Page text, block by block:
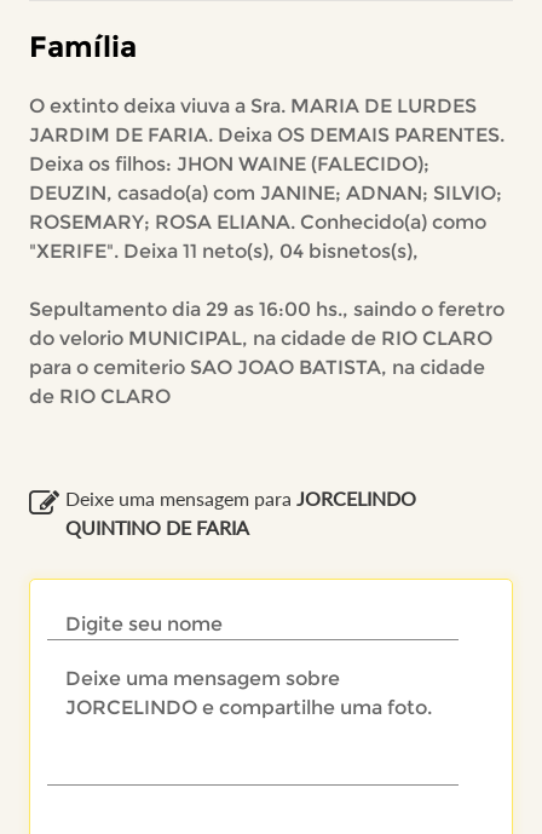
Família
O extinto deixa viuva a Sra. MARIA DE LURDES
JARDIM DE FARIA. Deixa OS DEMAIS PARENTES.
Deixa os filhos: JHON WAINE (FALECIDO);
DEUZIN, casado(a) com JANINE; ADNAN; SILVIO;
ROSEMARY; ROSA ELIANA. Conhecido(a) como
"XERIFE". Deixa 11 neto(s), 04 bisnetos(s),
Sepultamento dia 29 as 16:00 hs., saindo o feretro
do velorio MUNICIPAL, na cidade de RIO CLARO
para o cemiterio SAO JOAO BATISTA, na cidade
de RIO CLARO
Deixe uma mensagem para JORCELINDO
QUINTINO DE FARIA